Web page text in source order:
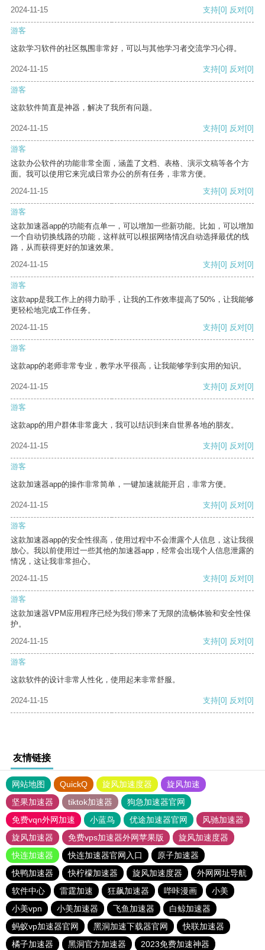
2024-11-15
支持[0] 反对[0]
游客
这款学习软件的社区氛围非常好，可以与其他学习者交流学习心得。
2024-11-15 支持[0] 反对[0]
游客
这款软件简直是神器，解决了我所有问题。
2024-11-15 支持[0] 反对[0]
游客
这款办公软件的功能非常全面，涵盖了文档、表格、演示文稿等各个方
面。我可以使用它来完成日常办公的所有任务，非常方便。
2024-11-15
支持[0] 反对[0]
游客
这款加速器app的功能有点单一，可以增加一些新功能。比如，可以增加
一个自动切换线路的功能，这样就可以根据网络情况自动选择最优的线
路，从而获得更好的加速效果。
2024-11-15
支持[0] 反对[0]
游客
这款app是我工作上的得力助手，让我的工作效率提高了50%，让我能够
更轻松地完成工作任务。
2024-11-15
支持[0] 反对[0]
游客
这款app的老师非常专业，教学水平很高，让我能够学到实用的知识。
2024-11-15 支持[0] 反对[0]
游客
这款app的用户群体非常庞大，我可以结识到来自世界各地的朋友。
2024-11-15 支持[0] 反对[0]
游客
这款加速器app的操作非常简单，一键加速就能开启，非常方便。
2024-11-15 支持[0] 反对[0]
游客
这款加速器app的安全性很高，使用过程中不会泄露个人信息，这让我很
放心。我以前使用过一些其他的加速器app，经常会出现个人信息泄露的
情况，这让我非常担心。
2024-11-15
支持[0] 反对[0]
游客
这款加速器VPM应用程序已经为我们带来了无限的流畅体验和安全性保
护。
2024-11-15
支持[0] 反对[0]
游客
这款软件的设计非常人性化，使用起来非常舒服。
2024-11-15 支持[0] 反对[0]
友情链接
网站地图 QuickQ 旋风加速度器
旋风加速
坚果加速器
tiktok加速器
狗急加速器官网
免费vqn外网加速
小蓝鸟 优途加速器官网
风驰加速器
旋风加速器
免费vps加速器外网苹果版
旋风加速度器
快连加速器
快连加速器官网入口
原子加速器
快鸭加速器
快柠檬加速器 旋风加速度器
外网网址导航
软件中心
雷霆加速 狂飙加速器 哔咔漫画
小美
小美vpn
小美加速器 飞鱼加速器
白鲸加速器
蚂蚁vp加速器官网
黑洞加速下载器官网
快联加速器
橘子加速器
黑洞官方加速器 2023免费加速神器